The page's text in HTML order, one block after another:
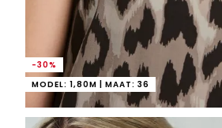
-30%
MODEL: 1,80M | MAAT: 36